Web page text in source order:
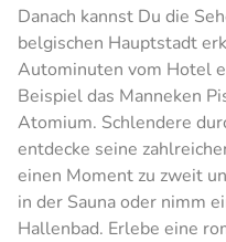
Danach kannst Du die
belgischen Hauptstadt
Autominuten vom Hotel
Beispiel das Manneken
Atomium. Schlendere
entdecke seine
einen Moment zu zweit
in der Sauna oder nimm
Hallenbad. Erlebe eine